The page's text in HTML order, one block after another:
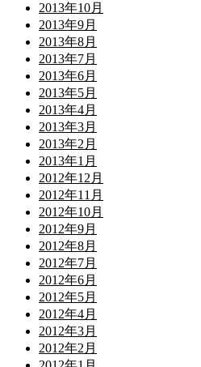
2013年10月
2013年9月
2013年8月
2013年7月
2013年6月
2013年5月
2013年4月
2013年3月
2013年2月
2013年1月
2012年12月
2012年11月
2012年10月
2012年9月
2012年8月
2012年7月
2012年6月
2012年5月
2012年4月
2012年3月
2012年2月